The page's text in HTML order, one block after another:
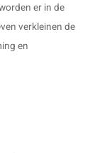
er in de
verkleinen de
en